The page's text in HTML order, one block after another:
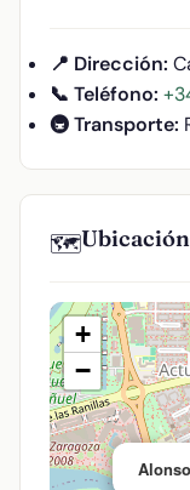
📍 Dirección:
📞 Teléfono:
🚇 Transporte:
🗺️
+
−